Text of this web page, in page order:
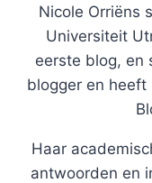
Nicole Orriëns
Universiteit
eerste blog, en
blogger en heeft
Haar
antwoorden en